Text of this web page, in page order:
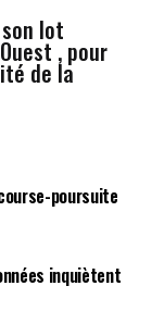
lot
, pour
de la
poursuite
inquiètent